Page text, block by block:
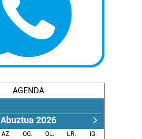
AGENDA
Abuztua 2026
AZ. OG. OL. LR.
IG.